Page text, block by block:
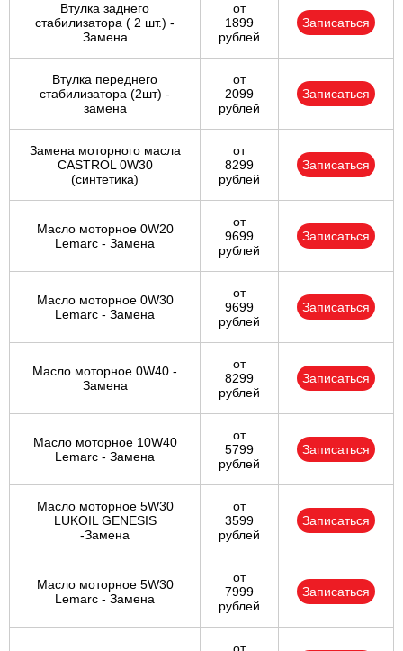
Втулка заднего
стабилизатора ( 2 шт.) -
Замена
от
1899
рублей
Записаться
Втулка переднего
стабилизатора (2шт) -
замена
от
2099
рублей
Записаться
Замена моторного масла
CASTROL 0W30
(синтетика)
от
8299
рублей
Записаться
Масло моторное 0W20
Lemarc - Замена
от
9699
рублей
Записаться
Масло моторное 0W30
Lemarc - Замена
от
9699
рублей
Записаться
Масло моторное 0W40 -
Замена
от
8299
рублей
Записаться
Масло моторное 10W40
Lemarc - Замена
от
5799
рублей
Записаться
Масло моторное 5W30
LUKOIL GENESIS
-Замена
от
3599
рублей
Записаться
Масло моторное 5W30
Lemarc - Замена
от
7999
рублей
Записаться